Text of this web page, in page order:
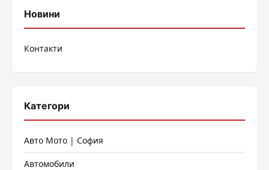
Новини
Контакти
Категори
Авто Мото | София
Автомобили